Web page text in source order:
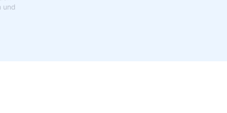
und